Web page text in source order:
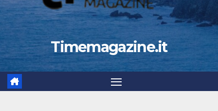
Timemagazine.it